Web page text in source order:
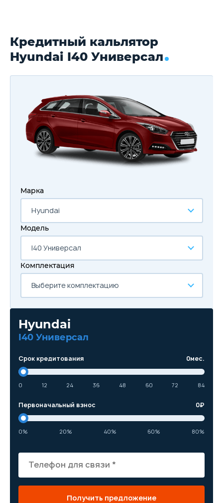
Кредитный кальлятор
Hyundai I40 Универсал
Марка
Hyundai
Модель
I40 Универсал
Комплектация
Выберите комплектацию
Hyundai
I40 Универсал
Срок кредитования 0мес.
0 12 24 36 48 60 72 84
Первоначальный взнос 0₽
0% 20% 40% 60% 80%
Получить предложение